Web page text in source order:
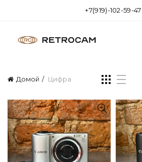
+7(919)-102-59-47
Домой Цифра